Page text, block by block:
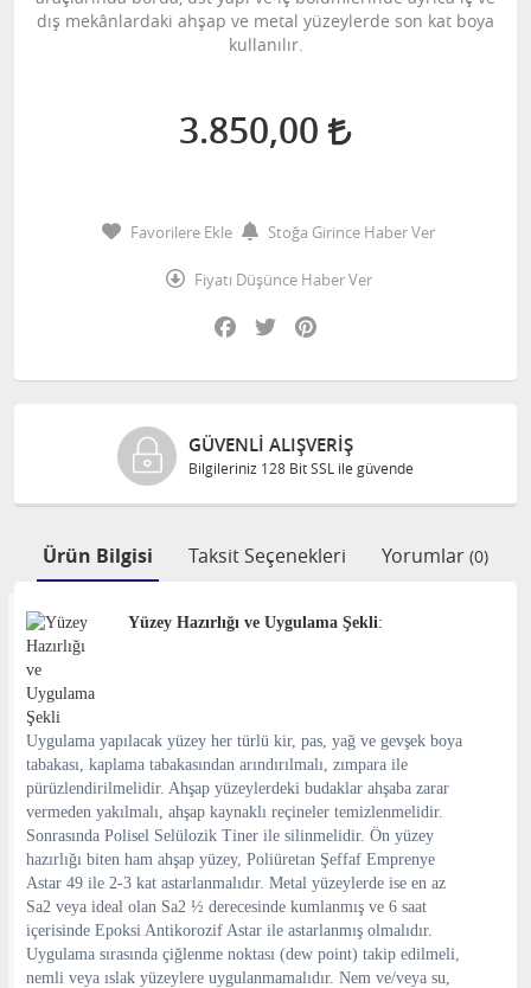
dış mekânlardaki ahşap ve metal yüzeylerde son kat boya
kullanılır.
3.850,00
Favorilere Ekle Stoğa Girince Haber Ver
Fiyatı Düşünce Haber Ver
Facebook
Twitter
GÜVENLI ALIŞVERIŞ
Bilgileriniz 128 Bit SSL ile güvende
Ürün Bilgisi Taksit Seçenekleri Yorumlar (0)
Yüzey Hazırlığı ve Uygulama Şekli:
Uygulama yapılacak yüzey her türlü kir, pas, yağ ve gevşek boya
tabakası, kaplama tabakasından arındırılmalı, zımpara ile
pürüzlendirilmelidir. Ahşap yüzeylerdeki budaklar ahşaba zarar
vermeden yakılmalı, ahşap kaynaklı reçineler temizlenmelidir.
Sonrasında Polisel Selülozik Tiner ile silinmelidir. Ön yüzey
hazırlığı biten ham ahşap yüzey, Poliüretan Şeffaf Emprenye
Astar 49 ile 2-3 kat astarlanmalıdır. Metal yüzeylerde ise en az
Sa2 veya ideal olan Sa2 ½ derecesinde kumlanmış ve 6 saat
içerisinde Epoksi Antikorozif Astar ile astarlanmış olmalıdır.
Uygulama sırasında çiğlenme noktası (dew point) takip edilmeli,
nemli veya ıslak yüzeylere uygulanmamalıdır. Nem ve/veya su,